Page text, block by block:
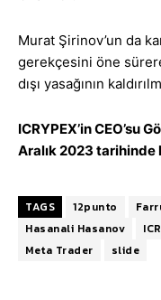
Murat Şirinov’un da
gerekçesini öne
dışı yasağının
ICRYPEX’in CEO’su
Aralık 2023 tarihinde
TAGS 12punto
Hasanali Hasanov
Meta Trader
slide